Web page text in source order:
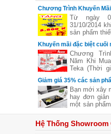
Chương Trình Khuyến
Phẩm FasterTừ ngày
31/10/2014
sản phẩm
các đại lý
sẽ nhận
dẫn, chi tiết
Khuyến mãi đặc biệt cuối
Chương
Năm Khi
Teka (Thời
11/11 đến hết
Giảm giá 35% các sản
Bạn mới xây
hay đơn
một sản
hãng nào
lượng .Hãy
Hệ Thống Showroom